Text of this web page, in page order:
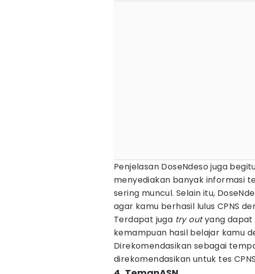
Penjelasan DoseNdeso juga
menyediakan banyak informasi
sering muncul. Selain itu,
agar kamu berhasil lulus CPNS
Terdapat juga try outyang dapat
kemampuan hasil belajar kamu
Direkomendasikan sebagai
direkomendasikan untuk tes